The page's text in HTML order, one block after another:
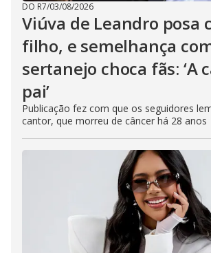
DO R7/03/08/2026
Viúva de Leandro posa
filho, e semelhança
sertanejo choca fãs: ‘A
pai’
Publicação fez com que os seguidores
cantor, que morreu de câncer há 28 anos